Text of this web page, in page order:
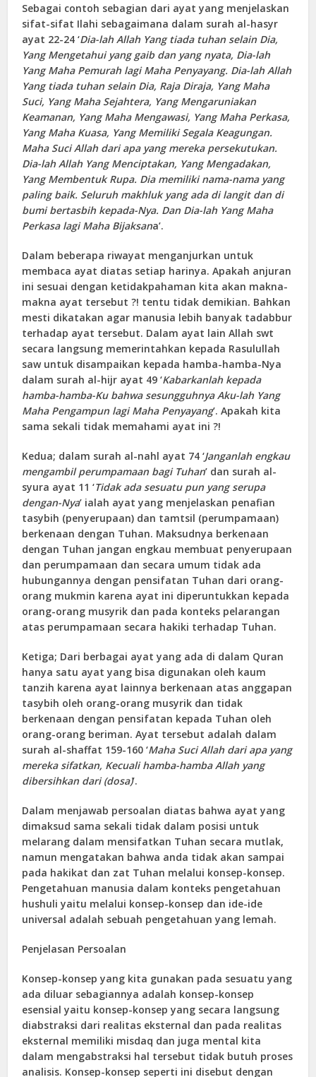
Sebagai contoh sebagian dari ayat yang menjelaskan
sifat-sifat Ilahi sebagaimana dalam surah al-hasyr
ayat 22-24 ‘Dia-lah Allah Yang tiada tuhan selain Dia,
Yang Mengetahui yang gaib dan yang nyata, Dia-lah
Yang Maha Pemurah lagi Maha Penyayang. Dia-lah Allah
Yang tiada tuhan selain Dia, Raja Diraja, Yang Maha
Suci, Yang Maha Sejahtera, Yang Mengaruniakan
Keamanan, Yang Maha Mengawasi, Yang Maha Perkasa,
Yang Maha Kuasa, Yang Memiliki Segala Keagungan.
Maha Suci Allah dari apa yang mereka persekutukan.
Dia-lah Allah Yang Menciptakan, Yang Mengadakan,
Yang Membentuk Rupa. Dia memiliki nama-nama yang
paling baik. Seluruh makhluk yang ada di langit dan di
bumi bertasbih kepada-Nya. Dan Dia-lah Yang Maha
Perkasa lagi Maha Bijaksana’.
Dalam beberapa riwayat menganjurkan untuk
membaca ayat diatas setiap harinya. Apakah anjuran
ini sesuai dengan ketidakpahaman kita akan makna-
makna ayat tersebut ?! tentu tidak demikian. Bahkan
mesti dikatakan agar manusia lebih banyak tadabbur
terhadap ayat tersebut. Dalam ayat lain Allah swt
secara langsung memerintahkan kepada Rasulullah
saw untuk disampaikan kepada hamba-hamba-Nya
dalam surah al-hijr ayat 49 ‘Kabarkanlah kepada
hamba-hamba-Ku bahwa sesungguhnya Aku-lah Yang
Maha Pengampun lagi Maha Penyayang’. Apakah kita
sama sekali tidak memahami ayat ini ?!
Kedua; dalam surah al-nahl ayat 74 ‘Janganlah engkau
mengambil perumpamaan bagi Tuhan’ dan surah al-
syura ayat 11 ‘Tidak ada sesuatu pun yang serupa
dengan-Nya’ ialah ayat yang menjelaskan penafian
tasybih (penyerupaan) dan tamtsil (perumpamaan)
berkenaan dengan Tuhan. Maksudnya berkenaan
dengan Tuhan jangan engkau membuat penyerupaan
dan perumpamaan dan secara umum tidak ada
hubungannya dengan pensifatan Tuhan dari orang-
orang mukmin karena ayat ini diperuntukkan kepada
orang-orang musyrik dan pada konteks pelarangan
atas perumpamaan secara hakiki terhadap Tuhan.
Ketiga; Dari berbagai ayat yang ada di dalam Quran
hanya satu ayat yang bisa digunakan oleh kaum
tanzih karena ayat lainnya berkenaan atas anggapan
tasybih oleh orang-orang musyrik dan tidak
berkenaan dengan pensifatan kepada Tuhan oleh
orang-orang beriman. Ayat tersebut adalah dalam
surah al-shaffat 159-160 ‘Maha Suci Allah dari apa yang
mereka sifatkan, Kecuali hamba-hamba Allah yang
dibersihkan dari (dosa)’.
Dalam menjawab persoalan diatas bahwa ayat yang
dimaksud sama sekali tidak dalam posisi untuk
melarang dalam mensifatkan Tuhan secara mutlak,
namun mengatakan bahwa anda tidak akan sampai
pada hakikat dan zat Tuhan melalui konsep-konsep.
Pengetahuan manusia dalam konteks pengetahuan
hushuli yaitu melalui konsep-konsep dan ide-ide
universal adalah sebuah pengetahuan yang lemah.
Penjelasan Persoalan
Konsep-konsep yang kita gunakan pada sesuatu yang
ada diluar sebagiannya adalah konsep-konsep
esensial yaitu konsep-konsep yang secara langsung
diabstraksi dari realitas eksternal dan pada realitas
eksternal memiliki misdaq dan juga mental kita
dalam mengabstraksi hal tersebut tidak butuh proses
analisis. Konsep-konsep seperti ini disebut dengan